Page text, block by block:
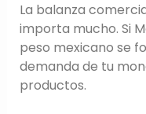
La balanza
importa mucho. Si
peso mexicano se
demanda de tu
productos.